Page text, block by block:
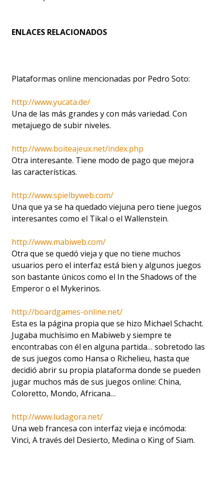
ENLACES RELACIONADOS
Plataformas online mencionadas por Pedro Soto:
http://www.yucata.de/
Una de las más grandes y con más variedad. Con
metajuego de subir niveles.
http://www.boiteajeux.net/index.php
Otra interesante. Tiene modo de pago que mejora
las características.
http://www.spielbyweb.com/
Una que ya se ha quedado viejuna pero tiene juegos
interesantes como el Tikal o el Wallenstein.
http://www.mabiweb.com/
Otra que se quedó vieja y que no tiene muchos
usuarios pero el interfaz está bien y algunos juegos
son bastante únicos como el In the Shadows of the
Emperor o el Mykerinos.
http://boardgames-online.net/
Esta es la página propia que se hizo Michael Schacht.
Jugaba muchísimo en Mabiweb y siempre te
encontrabas con él en alguna partida… sobretodo las
de sus juegos como Hansa o Richelieu, hasta que
decidió abrir su propia plataforma donde se pueden
jugar muchos más de sus juegos online: China,
Coloretto, Mondo, Africana…
http://www.ludagora.net/
Una web francesa con interfaz vieja e incómoda:
Vinci, A través del Desierto, Medina o King of Siam.